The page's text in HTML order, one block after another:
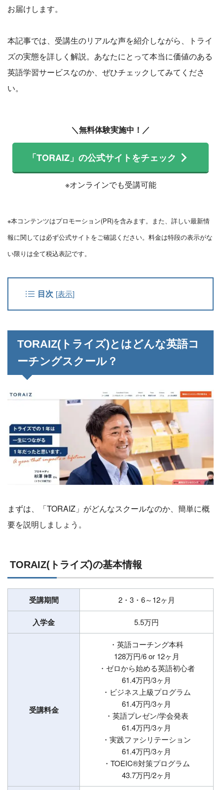
お届けします。
本記事では、受講生のリアルな声を紹介しながら、トライ
ズの実態を詳しく解説。あなたにとって本当に価値のある
英語学習サービスなのか、ぜひチェックしてみてくださ
い。
＼無料体験実施中！／
「TORAIZ」の公式サイトをチェック
※オンラインでも受講可能
※本コンテンツはプロモーション(PR)を含みます。また、詳しい最新情
報に関しては必ず公式サイトをご確認ください。料金は特段の表示がな
い限りは全て税込表記です。
目次 [表示]
TORAIZ(トライズ)とはどんな英語コ
ーチングスクール？
まずは、「TORAIZ」がどんなスクールなのか、簡単に概
要を説明しましょう。
TORAIZ(トライズ)の基本情報
受講期間 2・3・6～12ヶ月
入学金 5.5万円
受講料金
・英語コーチング本科
128万円/6 or 12ヶ月
・ゼロから始める英語初心者
61.4万円/3ヶ月
・ビジネス上級プログラム
61.4万円/3ヶ月
・英語プレゼン/学会発表
61.4万円/3ヶ月
・実践ファシリテーション
61.4万円/3ヶ月
・TOEIC®対策プログラム
43.7万円/2ヶ月